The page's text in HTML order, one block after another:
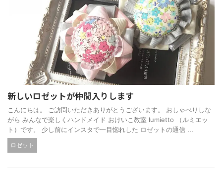
新しいロゼットが仲間入りします
こんにちは。 ご訪問いただきありがとうございます。 おしゃべりしな
がら みんなで楽しくハンドメイド おけいこ教室 lumietto （ルミエッ
ト）です。 少し前にインスタで一目惚れした ロゼットの通信 ...
ロゼット